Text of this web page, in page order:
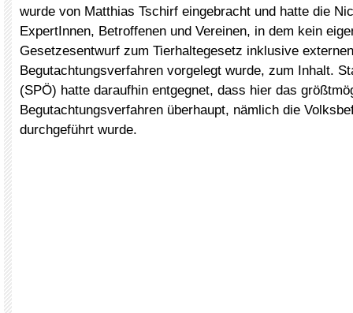
wurde von Matthias Tschirf eingebracht und hatte die
ExpertInnen, Betroffenen und Vereinen, in dem kein
Gesetzesentwurf zum Tierhaltegesetz inklusive externen
Begutachtungsverfahren vorgelegt wurde, zum Inhalt.
(SPÖ) hatte daraufhin entgegnet, dass hier das
Begutachtungsverfahren überhaupt, nämlich die
durchgeführt wurde.